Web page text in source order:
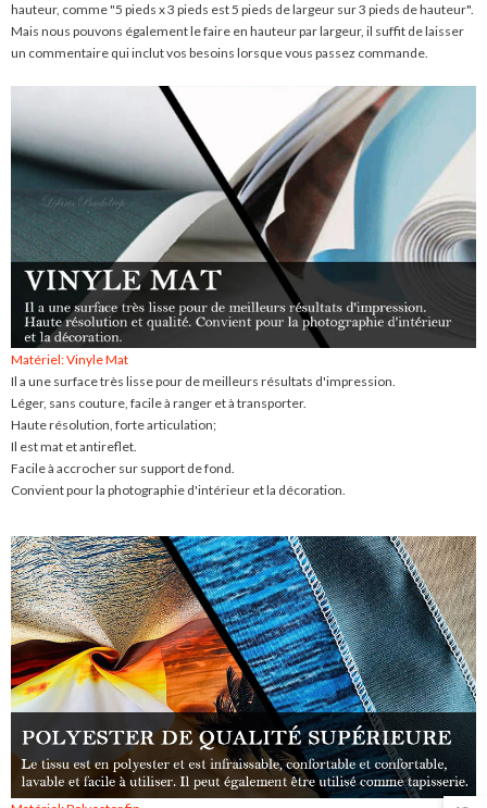
hauteur, comme "5 pieds x 3 pieds est 5 pieds de largeur sur 3 pieds de hauteur".
Mais nous pouvons également le faire en hauteur par largeur, il suffit de laisser
un commentaire qui inclut vos besoins lorsque vous passez commande.
Matériel: Vinyle Mat
Il a une surface très lisse pour de meilleurs résultats d'impression.
Léger, sans couture, facile à ranger et à transporter.
Haute résolution, forte articulation;
Il est mat et antireflet.
Facile à accrocher sur support de fond.
Convient pour la photographie d'intérieur et la décoration.